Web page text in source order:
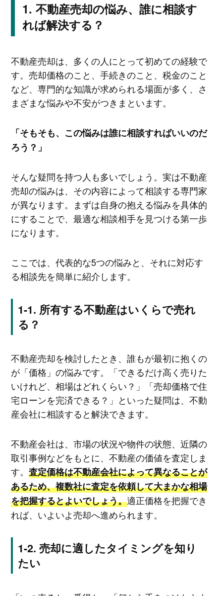
不動産売却の悩み、誰に相談す
れば解決する？
不動産売却は、多くの人にとって初めての経験で
す。売却価格のこと、手続きのこと、税金のこと
など、専門的な知識が求められる場面が多く、さ
まざまな悩みや不安がつきまといます。
「そもそも、この悩みは誰に相談すればいいのだ
ろう？」
そんな疑問を持つ人も多いでしょう。実は不動産
売却の悩みは、その内容によって相談する専門家
が異なります。まずは自身の抱える悩みを具体的
にすることで、最適な相談相手を見つける第一歩
になります。
ここでは、代表的な5つの悩みと、それに対応す
る相談先を簡単に紹介します。
所有する不動産はいくらで売れ
る？
不動産売却を検討したとき、誰もが最初に抱くの
が「価格」の悩みです。「できるだけ高く売りた
いけれど、相場はどれくらい？」「売却価格で住
宅ローンを完済できる？」といった疑問は、不動
産会社に相談すると解決できます。
不動産会社は、市場の状況や物件の状態、近隣の
取引事例などをもとに、不動産の価値を査定しま
す。 査定価格は不動産会社によって異なることが
あるため、複数社に査定を依頼して大まかな相場
を把握するとよいでしょう。適正価格を把握でき
れば、いよいよ売却へ進められます。
売却に適したタイミングを知り
たい